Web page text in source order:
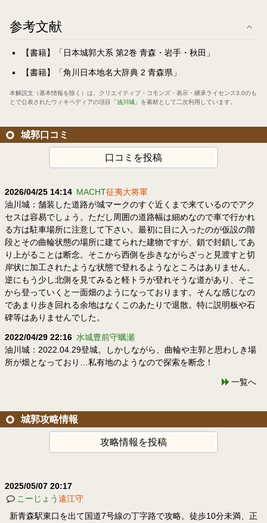
参考文献
【書籍】「日本城郭大系 第2巻 青森・岩手・秋田」
【書籍】「角川日本地名大辞典 2 青森県」
本解説文（基本情報を除く）は、 クリエイティブ・コモンズ・表示・継承ライセンス3.0のも
とで公表されたウィキペディアの項目
「油川城」 を素材として二次利用しています。
城郭口コミ
口コミを投稿
2026/04/25 14:14 MACHT征夷大将軍
油川城：舗装した道路が城マークのすぐ近くまで来ているのでアク
セスは容易でしょう。ただし周囲の道路幅は細めなので車で行かれ
る方は駐車場所に注意して下さい。最初に目に入ったのが仮設の階
段とその曲輪状態の場所に建てられた建物ですが、鎖で封鎖してあ
り上がることは断念。そこから西側を歩きながらざっと見渡すと切
岸状に加工されたような状態で登れるようなところはありません。
逆にもう少し北側を見てみると軽トラが登れそうな道があり、そこ
から登っていくと一面畑のようになっております。そんな感じなの
であまり歩き回れる余地はなくこのあたりで退散。特に説明板や石
碑等はありませんでした。
2022/04/29 22:16 水城豊前守蠣瀬
油川城：2022.04.29登城。しかしながら、曲輪や主郭と思わしき場
所が畑となっており…私有地のようなので探索を断念！
一覧へ
城郭攻略情報
攻略情報を投稿
2025/05/07 20:17
こーじょう遠江守
新青森駅東口を出て国道7号線の丁字路で攻略。徒歩10分未満、正